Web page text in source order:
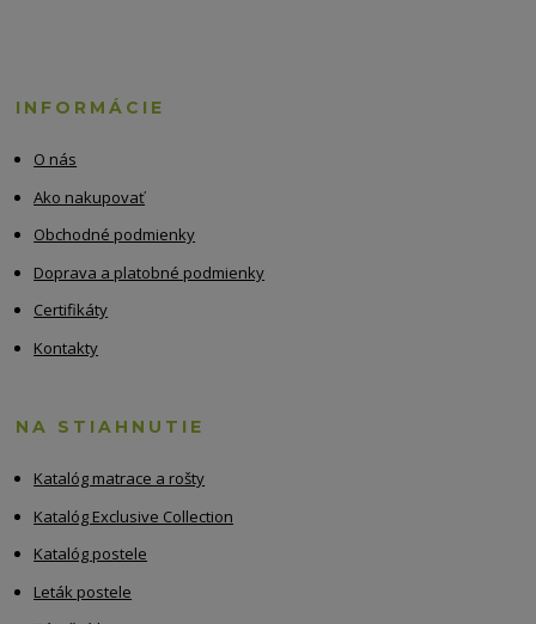
INFORMÁCIE
O nás
Ako nakupovať
Obchodné podmienky
Doprava a platobné podmienky
Certifikáty
Kontakty
NA STIAHNUTIE
Katalóg matrace a rošty
Katalóg Exclusive Collection
Katalóg postele
Leták postele